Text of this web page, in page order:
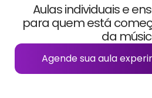
Aulas individuais e
para quem está
da
Agende sua aula